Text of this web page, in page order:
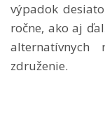
výpadok
ročne, ako aj
alternatívnych
združenie.